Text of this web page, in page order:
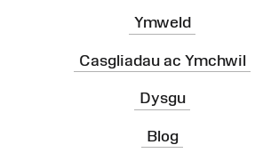
Ymweld
Casgliadau ac Ymchwil
Dysgu
Blog